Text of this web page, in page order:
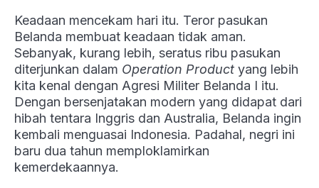
Keadaan mencekam hari itu. Teror pasukan
Belanda membuat keadaan tidak aman.
Sebanyak, kurang lebih, seratus ribu pasukan
diterjunkan dalam Operation Product yang lebih
kita kenal dengan Agresi Militer Belanda I itu.
Dengan bersenjatakan modern yang didapat dari
hibah tentara Inggris dan Australia, Belanda ingin
kembali menguasai Indonesia. Padahal, negri ini
baru dua tahun memploklamirkan
kemerdekaannya.